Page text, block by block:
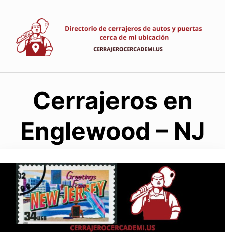
contenido
Cerrajeros en
Englewood – NJ